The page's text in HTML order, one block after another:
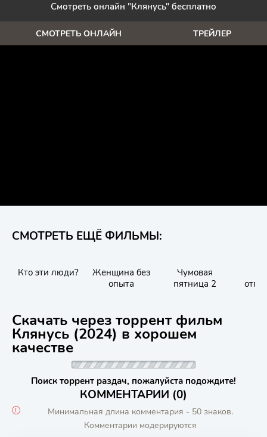
Смотреть онлайн "Клянусь" бесплатно
СМОТРЕТЬ ОНЛАЙН ТРЕЙЛЕР
СМОТРЕТЬ ЕЩЁ ФИЛЬМЫ:
Кто эти люди?
Женщина без
опыта
Чумовая
пятница 2
Скачать через торрент фильм
Клянусь (2024) в хорошем
качестве
Поиск торрент раздач, пожалуйста подождите!
КОММЕНТАРИИ (0)
Минимальная длина комментария - 50 знаков.
Комментарии модерируются